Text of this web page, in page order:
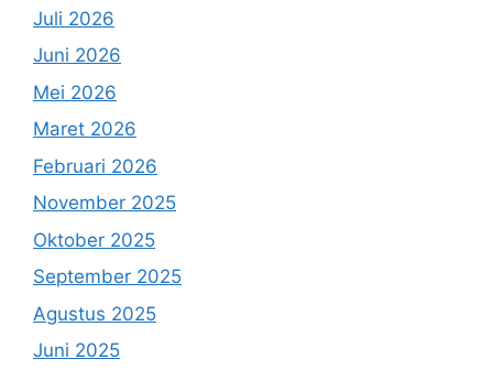
Juli 2026
Juni 2026
Mei 2026
Maret 2026
Februari 2026
November 2025
Oktober 2025
September 2025
Agustus 2025
Juni 2025